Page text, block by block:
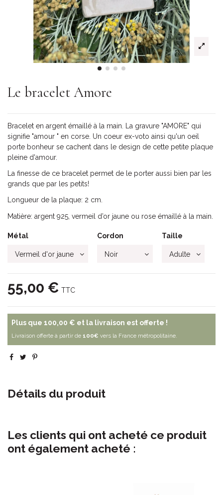
Le bracelet Amore
Bracelet en argent émaillé à la main. La gravure "AMORE" qui
signifie "amour " en corse. Un coeur ex-voto ainsi qu'un oeil
porte bonheur se cachent dans le design de cette petite plaque
pleine d'amour.
La finesse de ce bracelet permet de le porter aussi bien par les
grands que par les petits!
Longueur de la plaque: 2 cm.
Matière: argent 925, vermeil d’or jaune ou rose émaillé à la main.
Métal Cordon Taille
55,00 € TTC
Plus que 100,00 € et la livraison est offerte !
Livraison offerte à partir de 100€ vers la France métropolitaine.
Détails du produit
Les clients qui ont acheté ce produit
ont également acheté :